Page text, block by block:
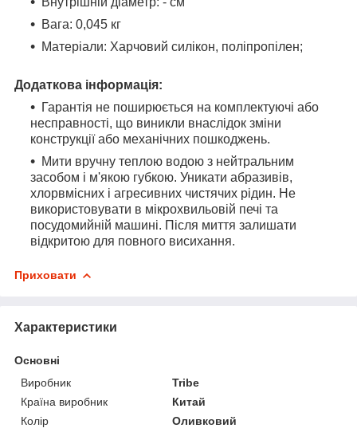
Вага: 0,045 кг
Матеріали: Харчовий силікон, поліпропілен;
Додаткова інформація:
Гарантія не поширюється на комплектуючі або
несправності, що виникли внаслідок зміни
конструкції або механічних пошкоджень.
Мити вручну теплою водою з нейтральним
засобом і м'якою губкою. Уникати абразивів,
хлорвмісних і агресивних чистячих рідин. Не
використовувати в мікрохвильовій печі та
посудомийній машині. Після миття залишати
відкритою для повного висихання.
Приховати
Характеристики
Основні
Виробник
Tribe
Країна виробник
Китай
Колір
Оливковий